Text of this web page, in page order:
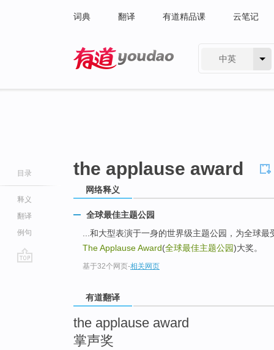
词典 翻译 有道精品课 云笔记
中英
目录
释义
翻译
例句
the applause award
网络释义
全球最佳主题公园
...和大型表演于一身的世界级主题公园，为全球
The Applause Award(全球最佳主题公园)大奖。
基于32个网页-相关网页
有道翻译
the applause award
掌声奖